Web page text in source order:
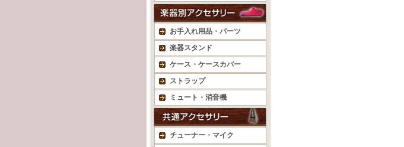
お手入れ用品・パーツ
楽器スタンド
ケース・ケースカバー
ストラップ
ミュート・消音機
チューナー・マイク